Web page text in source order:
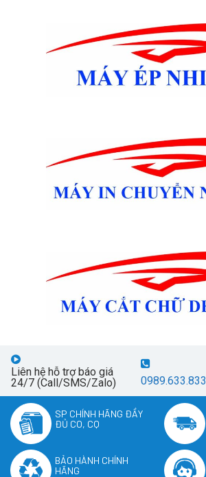
Liên hệ hỗ trợ báo giá
24/7 (Call/SMS/Zalo)
0989.633.833
SP CHÍNH HÃNG ĐẦY
ĐỦ CO, CQ
BẢO HÀNH CHÍNH
HÃNG